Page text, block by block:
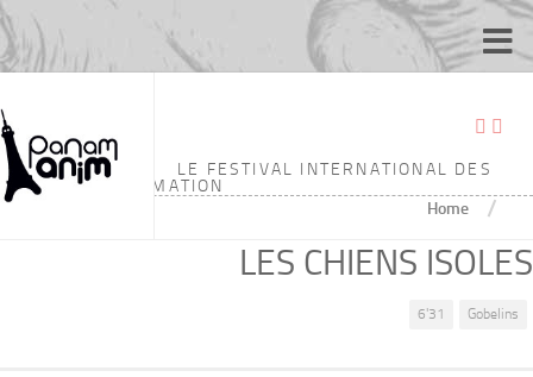
LE FESTIVAL INTERNATIONAL DES
ÉCOLES D'ANIMATION
Home /
LES CHIENS ISOLES
6'31 Gobelins